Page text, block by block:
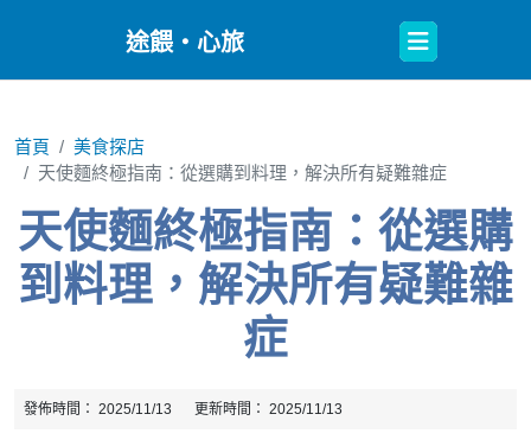
途餵・心旅
Open
Button
首頁
美食探店
天使麵終極指南：從選購到料理，解決所有疑難雜症
天使麵終極指南：從選購
到料理，解決所有疑難雜
症
發佈時間： 2025/11/13 更新時間： 2025/11/13